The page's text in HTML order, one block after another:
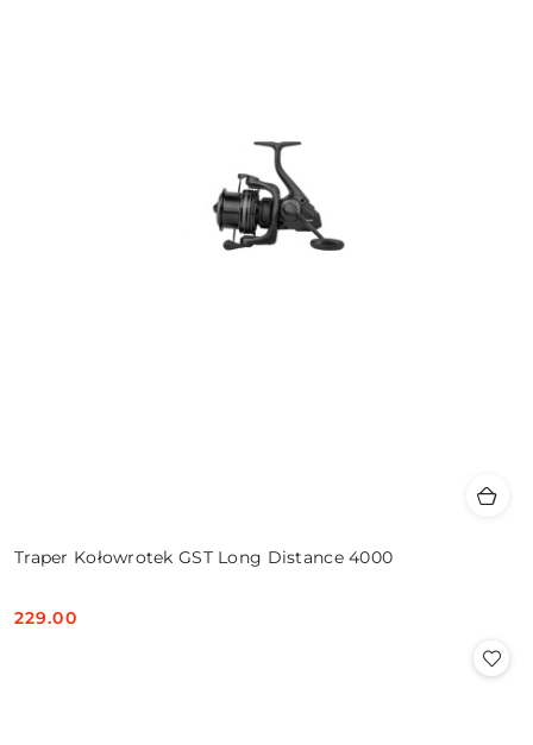
Traper Kołowrotek GST Long Distance 4000
Cena:
229.00